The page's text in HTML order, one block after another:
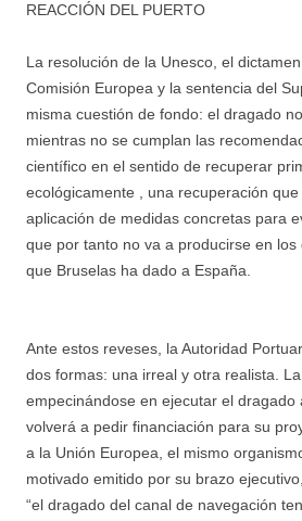
REACCIÓN DEL PUERTO
La resolución de la Unesco, el
Comisión Europea y la sentencia del
misma cuestión de fondo: el dragado
mientras no se cumplan las
científico en el sentido de recuperar
ecológicamente , una recuperación
aplicación de medidas concretas para
que por tanto no va a producirse en
que Bruselas ha dado a España.
Ante estos reveses, la Autoridad
dos formas: una irreal y otra realista.
empecinándose en ejecutar el dragado
volverá a pedir financiación para su
a la Unión Europea, el mismo
motivado emitido por su brazo
“el dragado del canal de navegación